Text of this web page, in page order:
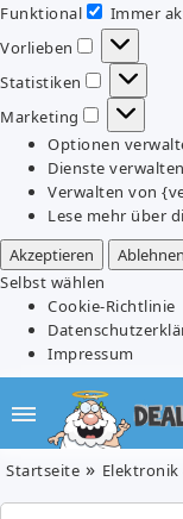
Funktional
Immer
Vorlieben
Vorlieben
Statistiken
Marketing
Marketing
Optionen
Dienste verwalten
Verwalten von
Lese mehr über
Akzeptieren
Ablehnen
Selbst wählen
Cookie-Richtlinie
Impressum
Startseite